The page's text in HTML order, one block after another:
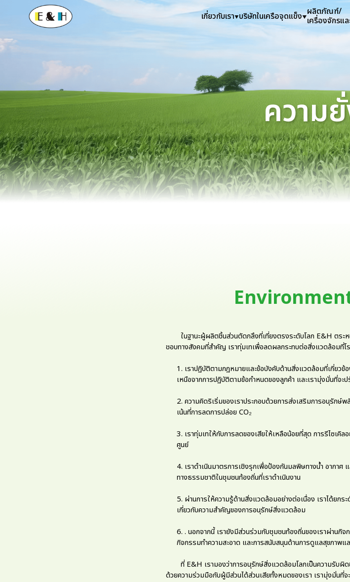
เกี่ยวกับเรา บริษัทในเครือจุดแข็ง ผลิตภัณฑ์/
เครื่องจักรแ
ความ
ในฐานะผู้ผลิตชิ้นส่วนตัดกลึงที่เที่ยงตรงระดับโลก E&H ตระห
ชอบทางสังคมที่สำคัญ เราทุ่มเทเพื่อลดผลกระทบต่อสิ่งแวดล้อมที่โร
1. เราปฏิบัติตามกฎหมายและข้อบังคับด้านสิ่งแวดล้อมที่เกี่ยวข้
เหนือจากการปฏิบัติตามข้อกำหนดของลูกค้า และเรามุ่งมั่นที่จะ
2. ความคิดริเริ่มของเราประกอบด้วยการส่งเสริมการอนุรักษ์
เน้นที่การลดการปล่อย CO₂
3. เราทุ่มเทให้กับการลดของเสียให้เหลือน้อยที่สุด การรีไซเคิ
ศูนย์
4. เราดำเนินมาตรการเชิงรุกเพื่อป้องกันมลพิษทางน้ำ อากาศ
ทางธรรมชาติในชุมชนท้องถิ่นที่เราดำเนินงาน
5. ผ่านการให้ความรู้ด้านสิ่งแวดล้อมอย่างต่อเนื่อง เราได้ยก
เกี่ยวกับความสำคัญของการอนุรักษ์สิ่งแวดล้อม
6. . นอกจากนี้ เรายังมีส่วนร่วมกับชุมชนท้องถิ่นของเราผ่านกิจ
กิจกรรมทำความสะอาด และการสนับสนุนด้านการดูแลสุขภาพแ
ที่ E&H เรามองว่าการอนุรักษ์สิ่งแวดล้อมโลกเป็นความรับผิด
ด้วยความร่วมมือกับผู้มีส่วนได้ส่วนเสียทั้งหมดของเรา เรามุ่งมั่นที่จ